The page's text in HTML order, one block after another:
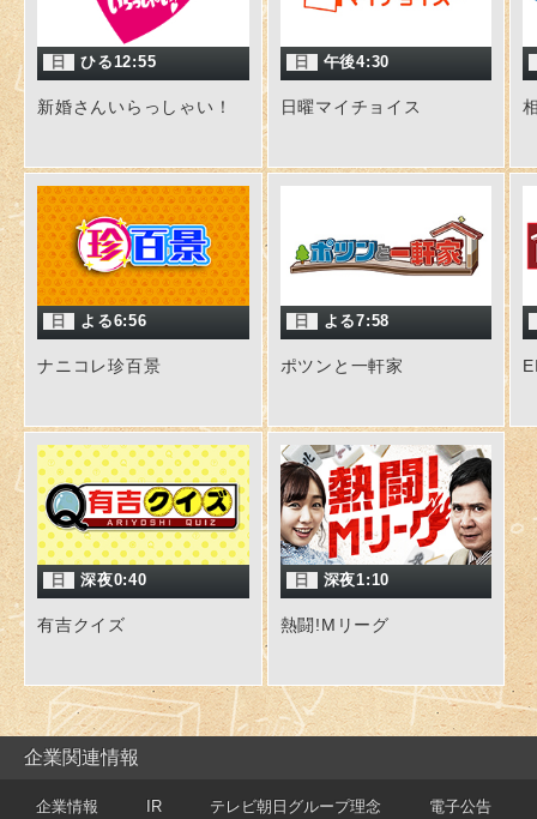
日 ひる12:55
新婚さんいらっしゃい！
日 午後4:30
日曜マイチョイス
日 よる6:56
ナニコレ珍百景
日 よる7:58
ポツンと一軒家
日 深夜0:40
有吉クイズ
日 深夜1:10
熱闘!Mリーグ
企業関連情報
企業情報 IR テレビ朝日グループ理念
電子公告